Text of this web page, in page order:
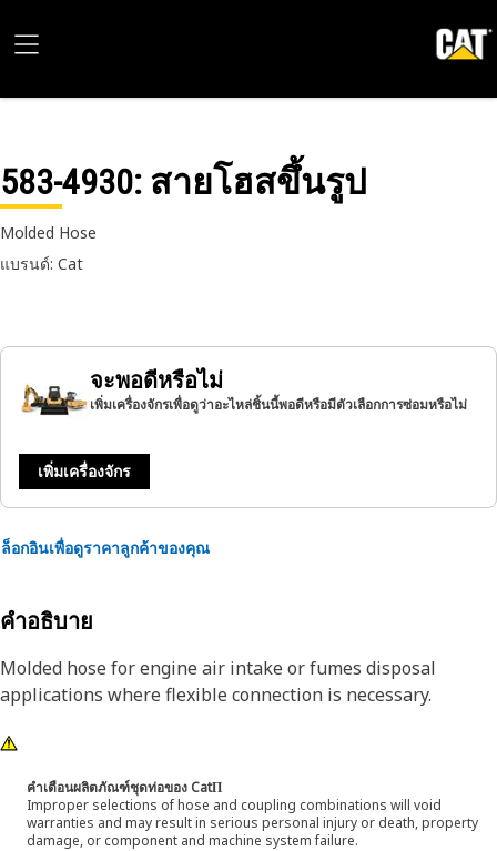
583-4930: สายโฮสขึ้นรูป
Molded Hose
แบรนด์: Cat
จะพอดีหรือไม่
เพิ่มเครื่องจักรเพื่อดูว่าอะไหล่ชิ้นนี้พอดีหรือมีตัวเลือกการซ่อมหรือไม่
เพิ่มเครื่องจักร
ล็อกอินเพื่อดูราคาลูกค้าของคุณ
คำอธิบาย
Molded hose for engine air intake or fumes disposal
applications where flexible connection is necessary.
คำเตือนผลิตภัณฑ์ชุดท่อของ CatΠ
Improper selections of hose and coupling combinations will void
warranties and may result in serious personal injury or death, property
damage, or component and machine system failure.